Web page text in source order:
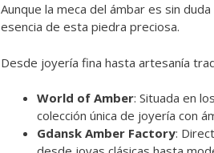
Aunque la meca del ámbar es sin duda
esencia de esta piedra preciosa.
Desde joyería fina hasta artesanía
World of Amber: Situada en
colección única de joyería con
Gdansk Amber Factory: